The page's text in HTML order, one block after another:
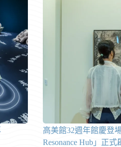
高美館32週年館慶登
Resonance Hub」正